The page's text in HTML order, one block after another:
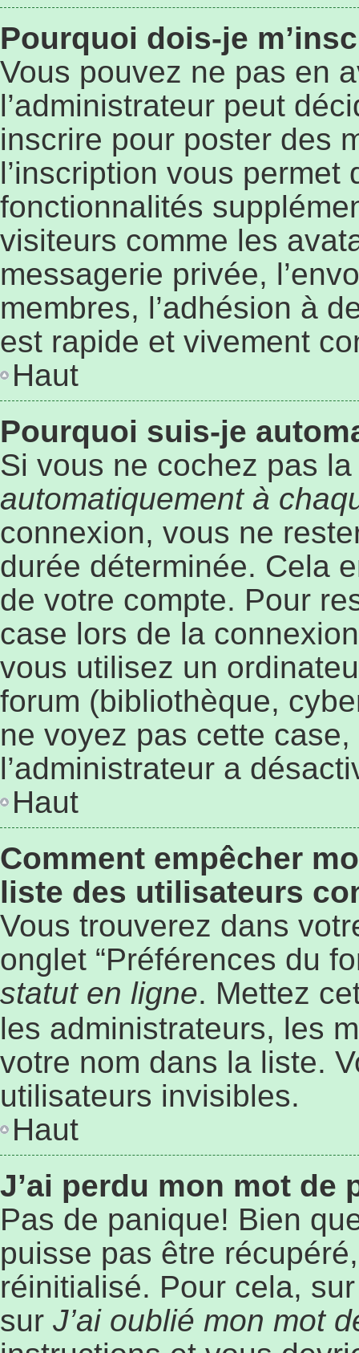
Pourquoi dois-je
Vous pouvez ne pas en
l’administrateur peut
inscrire pour poster des
l’inscription vous permet
fonctionnalités
visiteurs comme les
messagerie privée,
membres, l’adhésion à
est rapide et vivement
Haut
Pourquoi suis-je
Si vous ne cochez pas
automatiquement à
connexion, vous ne
durée déterminée. Cela
de votre compte. Pour
case lors de la
vous utilisez un
forum (bibliothèque,
ne voyez pas cette
l’administrateur a
Haut
Comment empêcher
liste des utilisateurs
Vous trouverez dans
onglet “Préférences du
statut en ligne. Mettez
les administrateurs, les
votre nom dans la liste.
utilisateurs invisibles.
Haut
J’ai perdu mon mot de
Pas de panique! Bien
puisse pas être
réinitialisé. Pour cela,
sur J’ai oublié mon mot